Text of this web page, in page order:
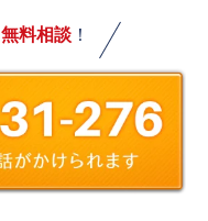
無料相談！